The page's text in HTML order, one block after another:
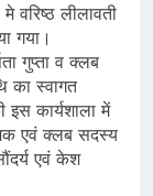
लीलावती
गया।
गुप्ता व क्लब
का स्वागत
इस कार्यशाला में
एवं क्लब सदस्य
एवं केश